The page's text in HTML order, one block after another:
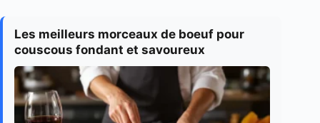
Les meilleurs morceaux de boeuf pour
couscous fondant et savoureux